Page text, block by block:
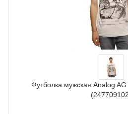
Футболка мужская Analog